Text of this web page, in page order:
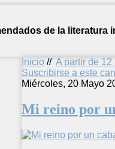
de la literatura
Inicio // A partir de 12
Suscribirse a este
Miércoles, 20 Mayo
Mi reino por